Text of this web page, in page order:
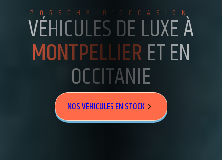
PORSCHE D'OCCASION
VÉHICULES DE LUXE À
MONTPELLIERET EN
OCCITANIE
NOS VÉHICULES EN STOCK